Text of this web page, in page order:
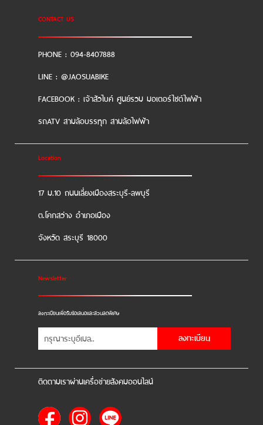
CONTACT US
PHONE : 094-8407888
LINE : @JAOSUABIKE
FACEBOOK : เจ้าสัวไบค์ ศูนย์รวม มอเตอร์ไซต์ไฟฟ้า
รถATV สามล้อบรรทุก สามล้อไฟฟ้า
Location
17 ม.10 ถนนเลี่ยงเมืองสระบุรี-ลพบุรี
ต.โคกสว่าง อำเภอเมือง
จังหวัด สระบุรี 18000
Newsletter
ลงทะเบียนเพื่อรับข้อเสนอและส่วนลดพิเศษ
ลงทะเบียน
ติดตามเราผ่านเครื่อข่ายสังคมออนไลน์